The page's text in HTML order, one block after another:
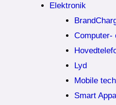
Elektronik
Computer-
Lyd
Mobile tech
Smart